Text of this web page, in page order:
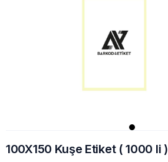
100X150 Kuşe Etiket ( 1000 li )